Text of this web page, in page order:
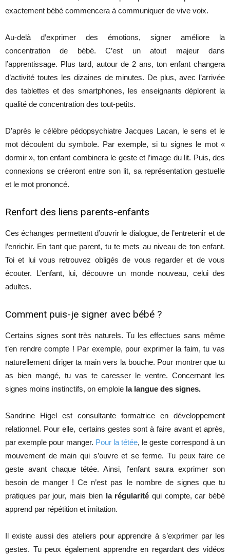
exactement bébé commencera à communiquer de vive voix.
Au-delà d’exprimer des émotions, signer améliore la
concentration de bébé. C’est un atout majeur dans
l’apprentissage. Plus tard, autour de 2 ans, ton enfant changera
d’activité toutes les dizaines de minutes. De plus, avec l’arrivée
des tablettes et des smartphones, les enseignants déplorent la
qualité de concentration des tout-petits.
D’après le célèbre pédopsychiatre Jacques Lacan, le sens et le
mot découlent du symbole. Par exemple, si tu signes le mot «
dormir », ton enfant combinera le geste et l’image du lit. Puis, des
connexions se créeront entre son lit, sa représentation gestuelle
et le mot prononcé.
Renfort des liens parents-enfants
Ces échanges permettent d’ouvrir le dialogue, de l’entretenir et de
l’enrichir. En tant que parent, tu te mets au niveau de ton enfant.
Toi et lui vous retrouvez obligés de vous regarder et de vous
écouter. L’enfant, lui, découvre un monde nouveau, celui des
adultes.
Comment puis-je signer avec bébé ?
Certains signes sont très naturels. Tu les effectues sans même
t’en rendre compte ! Par exemple, pour exprimer la faim, tu vas
naturellement diriger ta main vers la bouche. Pour montrer que tu
as bien mangé, tu vas te caresser le ventre. Concernant les
signes moins instinctifs, on emploie la langue des signes.
Sandrine Higel est consultante formatrice en développement
relationnel. Pour elle, certains gestes sont à faire avant et après,
par exemple pour manger. Pour la tétée, le geste correspond à un
mouvement de main qui s’ouvre et se ferme. Tu peux faire ce
geste avant chaque tétée. Ainsi, l’enfant saura exprimer son
besoin de manger ! Ce n’est pas le nombre de signes que tu
pratiques par jour, mais bienla régularité qui compte, car bébé
apprend par répétition et imitation.
Il existe aussi des ateliers pour apprendre à s’exprimer par les
gestes. Tu peux également apprendre en regardant des vidéos